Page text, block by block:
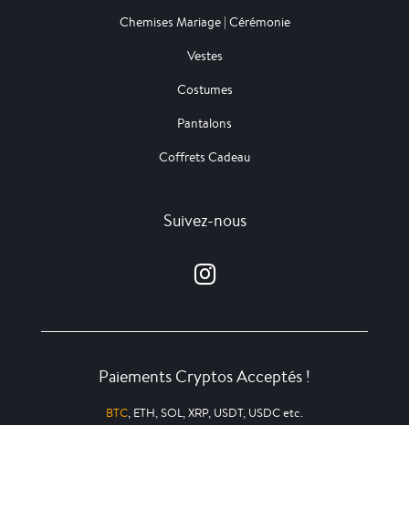
Chemises Mariage | Cérémonie
Vestes
Costumes
Pantalons
Coffrets Cadeau
Suivez-nous
Paiements Cryptos Acceptés !
BTC, ETH, SOL, XRP, USDT, USDC etc.